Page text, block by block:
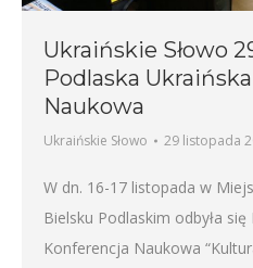
Ukraińskie Słowo
Podlaska
Naukowa
Ukraińskie Słowo 29 listopada
W dn. 16-17 listopada w
Bielsku Podlaskim odbyła
Konferencja Naukowa